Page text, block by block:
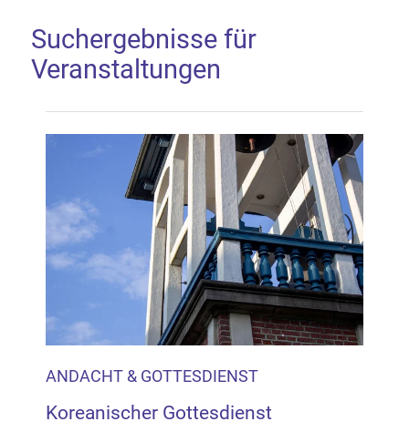
Google Map laden
Mit dem Laden der Karte akzeptieren Sie, dass die
Anwendung Google Maps beim Aktivieren von
Inhalten Cookies auf Ihrem Gerät setzt, z.B. zwecks
Reichweitenmessung und profilbasierter Werbung.
Näheres s. zur Datenschutzerklärung
Hier können Sie Ihre Cookie-
Einstellungen anpassen
Suchergebnisse für
Veranstaltungen
ANDACHT & GOTTESDIENST
Koreanischer Gottesdienst